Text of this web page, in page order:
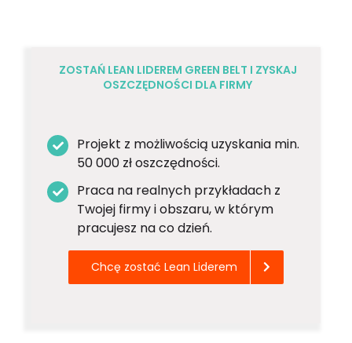
ZOSTAŃ LEAN LIDEREM GREEN BELT I ZYSKAJ
OSZCZĘDNOŚCI DLA FIRMY
Projekt z możliwością uzyskania min.
50 000 zł oszczędności.
Praca na realnych przykładach z
Twojej firmy i obszaru, w którym
pracujesz na co dzień.
Chcę zostać Lean Liderem